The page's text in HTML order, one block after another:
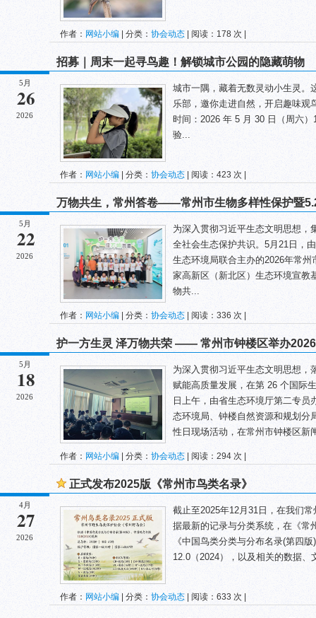
作者： 网站小编 | 分类： 协会动态 | 阅读：178 次 |
5月
26
2026
招募｜周末一起寻鸟趣！解锁城市公园的隐藏萌物
城市一隅，藏着无数灵动小生灵。
乐部，邀你走进自然，开启趣味观
时间：2026 年 5 月 30 日（周六
验...
作者： 网站小编 | 分类： 协会动态 | 阅读：423 次 |
5月
22
2026
万物共生，常州答卷——常州市生物多样性保护暨
为深入贯彻习近平生态文明思想，
全社会生态保护共识。5月21日，
生态环境局联合主办的2026年常州
家高新区（新北区）生态环境宣教
物共...
作者： 网站小编 | 分类： 协会动态 | 阅读：336 次 |
5月
18
2026
护一方生灵 泽万物共荣 —— 常州市钟楼区举办
为深入贯彻习近平生态文明思想，
赋能高质量发展，在第 26 个国际
日上午，由省生态环境厅第二专
态环境局、钟楼自然资源和规划分
性日现场活动，在常州市钟楼区新
作者： 网站小编 | 分类： 协会动态 | 阅读：294 次 |
4月
27
2026
正式发布2025版《常州市鸟类名录》
截止至2025年12月31日，在我们
据最新的记录与分类系统，在《常
《中国鸟类分类与分布名录(第四
12.0（2024），以及相关的数据
作者： 网站小编 | 分类： 协会动态 | 阅读：633 次 |